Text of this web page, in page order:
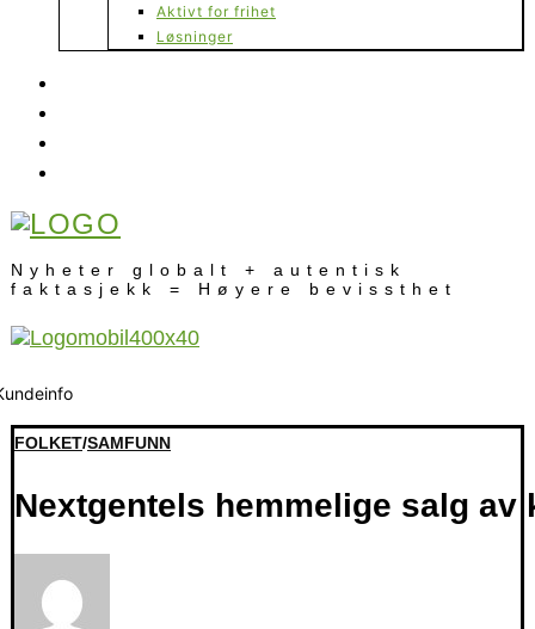
Aktivt for frihet
Løsninger
Nyheter globalt + autentisk
faktasjekk = Høyere bevissthet
FOLKET/SAMFUNN
Nextgentels hemmelige salg